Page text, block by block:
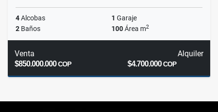
4Alcobas 1 Garaje
2 Baños 100Área m2
Venta
$850.000.000COP
Alquiler
$4.700.000COP